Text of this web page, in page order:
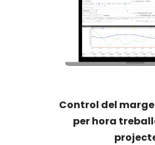
Control del
per hora